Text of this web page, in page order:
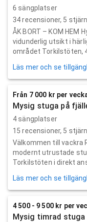
6 sängplatser
34recensioner, 5
ÅK BORT – KOM HEM
vidunderlig utsikt i
området Torkilstöten, 4
Läs mer och se
Från 7 000 kr per
Mysig stuga på
4 sängplatser
15 recensioner, 5
Välkommen till vackra
modernt utrustade
Torkilstöten i direkt
Läs mer och se
4 500 - 9 500 kr per
Mysig timrad